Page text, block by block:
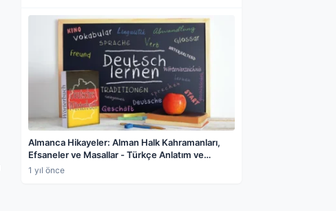
Almanca Hikayeler: Alman Halk Kahramanları,
Efsaneler ve Masallar - Türkçe Anlatım ve
Gramer Dersleriyle
1 yıl önce